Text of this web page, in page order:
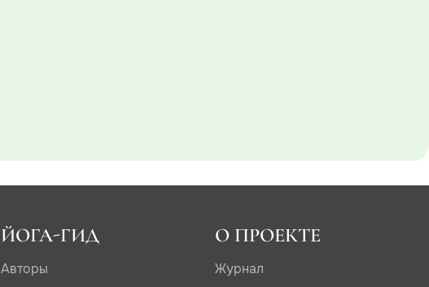
ЙОГА-ГИД
Авторы
О ПРОЕКТЕ
Журнал